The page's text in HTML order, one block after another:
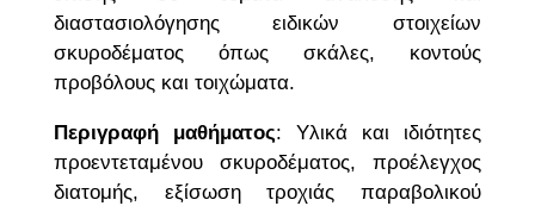
διαστασιολόγησης ειδικών στοιχείων
σκυροδέματος όπως σκάλες, κοντούς
προβόλους και τοιχώματα.
Περιγραφή μαθήματος: Υλικά και ιδιότητες
προεντεταμένου σκυροδέματος, προέλεγχος
διατομής, εξίσωση τροχιάς παραβολικού